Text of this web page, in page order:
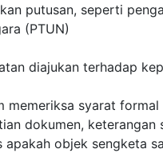
putusan, seperti
(PTUN)
diajukan terhadap
memeriksa syarat formal
dokumen, keterangan
apakah objek sengketa